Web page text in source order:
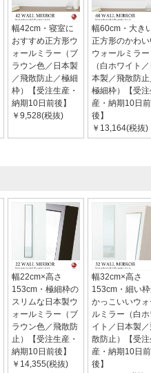
幅42cm・寝室に
おすすめ正方形ウ
ォールミラー（ブ
ラウン色／日本製
／飛散防止／極細
枠）【受注生産・
納期10日前後】
￥9,528(税抜)
幅60cm・大き
正方形のかわ
ウォールミラー
（白ホワイト／
本製／飛散防止
極細枠）【受注
産・納期10日前
後】
￥13,164(税抜)
幅22cm×高さ
153cm・極細枠の
スリムな日本製ウ
ォールミラー（ブ
ラウン色／飛散防
止）【受注生産・
納期10日前後】
￥14,355(税抜)
幅32cm×高さ
153cm・細い
かっこいいウォ
ルミラー（白ホ
イト／日本製
散防止）【受注
産・納期10日前
後】